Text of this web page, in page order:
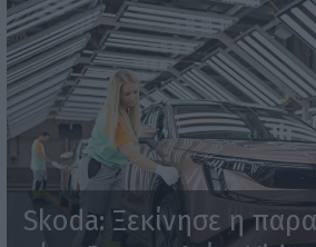
Skoda: Ξεκίνησε η